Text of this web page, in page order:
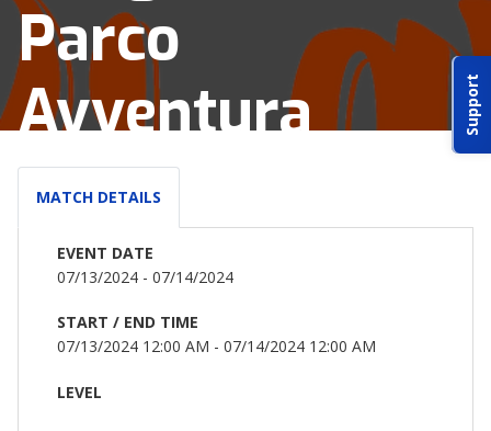
Support
ABOUT IDPA
RESOURCES
CONTACT US
EMAIL US
Parco
Avventura
MATCH DETAILS
EVENT DATE
07/13/2024 - 07/14/2024
START / END TIME
07/13/2024 12:00 AM - 07/14/2024 12:00 AM
LEVEL